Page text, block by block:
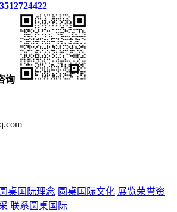
询
圆桌国际理念 圆桌国际文化 展览荣誉资
联系圆桌国际